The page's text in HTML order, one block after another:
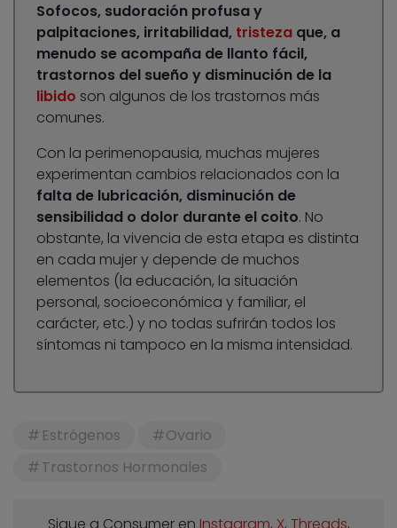
Sofocos, sudoración profusa y
palpitaciones, irritabilidad, tristeza que, a
menudo se acompaña de llanto fácil,
trastornos del sueño y disminución de la
libido son algunos de los trastornos más
comunes.
Con la perimenopausia, muchas mujeres
experimentan cambios relacionados con la
falta de lubricación, disminución de
sensibilidad o dolor durante el coito. No
obstante, la vivencia de esta etapa es distinta
en cada mujer y depende de muchos
elementos (la educación, la situación
personal, socioeconómica y familiar, el
carácter, etc.) y no todas sufrirán todos los
síntomas ni tampoco en la misma intensidad.
Estrógenos
Ovario
Trastornos Hormonales